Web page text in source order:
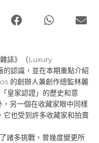
誌》（Luxury
認識，並在本期重點介紹
的創辦人兼創作總監林麗
皇家認證」的歷史和意
另一個在收藏家眼中同樣
也受到許多收藏家和拍賣
諸多挑戰，曾幾度變更所